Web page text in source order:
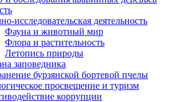
исследовательская деятельность
Фауна и животный мир
Флора и растительность
Летопись природы
заповедника
бурзянской бортевой пчелы
просвещение и туризм
коррупции